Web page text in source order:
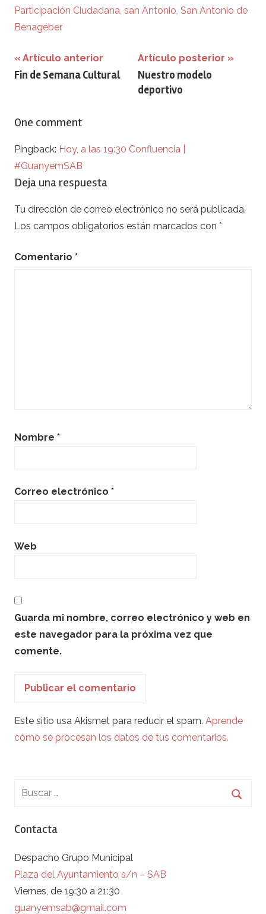
Participación Ciudadana san Antonio San Antonio de
Benagéber
Navegación
de
Artículo anterior
Fin de Semana Cultural
Artículo posterior
Nuestro modelo
deportivo
One comment
Pingback: Hoy, a las 19:30 Confluencia |
#GuanyemSAB
Deja una respuesta
Tu dirección de correo electrónico no será publicada.
Los campos obligatorios están marcados con *
Comentario *
Nombre *
Correo electrónico *
Web
Guarda mi nombre, correo electrónico y web en
este navegador para la próxima vez que
comente.
Este sitio usa Akismet para reducir el spam. Aprende
cómo se procesan los datos de tus comentarios.
Contacta
Despacho Grupo Municipal
Plaza del Ayuntamiento s/n – SAB
Viernes, de 19:30 a 21:30
guanyemsab@gmail.com